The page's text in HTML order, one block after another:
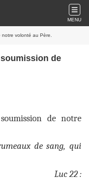
MENU
volonté au Père.
de
de notre
de sang, qui
: